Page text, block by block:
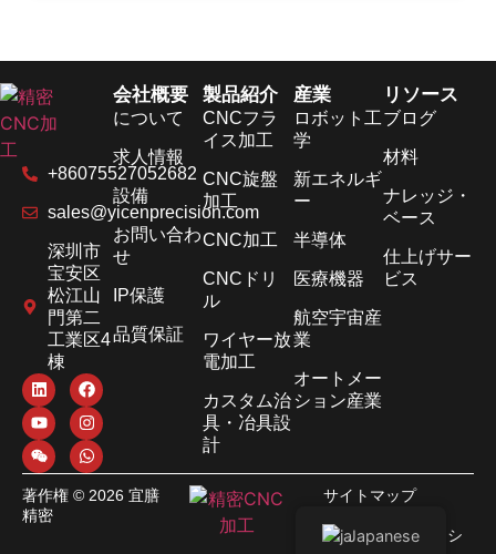
+86075527052682
sales@yicenprecision.com
深圳市
宝安区
松江山
門第二
工業区4
棟
会社概要
について
求人情報
設備
お問い合わ
せ
IP保護
品質保証
製品紹介
CNCフラ
イス加工
CNC旋盤
加工
CNC加工
CNCドリ
ル
ワイヤー放
電加工
カスタム治
具・冶具設
計
産業
ロボット工
学
新エネルギ
ー
半導体
医療機器
航空宇宙産
業
オートメー
ション産業
リソース
ブログ
材料
ナレッジ・
ベース
仕上げサー
ビス
著作権 © 2026 宜膳
精密
サイトマップ
プライバシーポリシ
Japanese